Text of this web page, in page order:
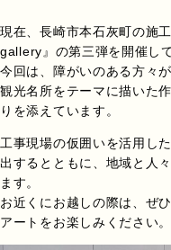
現在、長崎市本石灰町の施
gallery』の第三弾を開催し
今回は、障がいのある方々
観光名所をテーマに描いた
りを添えています。
工事現場の仮囲いを活用し
出するとともに、地域と人
ます。
お近くにお越しの際は、ぜ
アートをお楽しみください。